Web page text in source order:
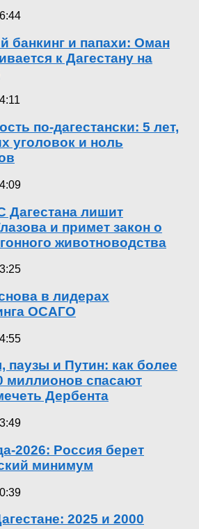
банкинг и папахи: Оман
к Дагестану на
по-дагестански: 5 лет,
уголовок и ноль
Дагестана лишит
и примет закон о
животноводства
в лидерах
ОСАГО
паузы и Путин: как более
миллионов спасают
Дербента
2026: Россия берет
минимум
2025 и 2000